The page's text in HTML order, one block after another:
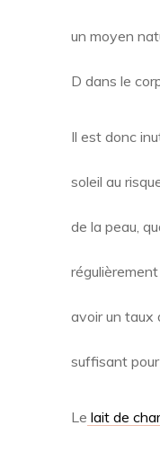
un moyen
D dans le
Il est donc
soleil au
de la peau,
régulièrement
avoir un taux
suffisant
Le lait de